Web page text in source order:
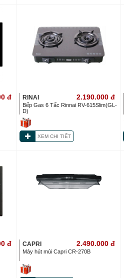
đ RINAI 2.190.000 đ
Bếp Gas 6 Tấc Rinnai RV-615Slim(GL-
D)
XEM CHI TIẾT
đ CAPRI 2.490.000 đ
Máy hút mùi Capri CR-270B